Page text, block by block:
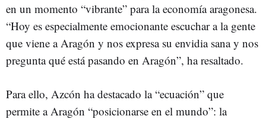
en un momento “vibrante” para la economía aragonesa.
“Hoy es especialmente emocionante escuchar a la gente
que viene a Aragón y nos expresa su envidia sana y nos
pregunta qué está pasando en Aragón”, ha resaltado.
Para ello, Azcón ha destacado la “ecuación” que
permite a Aragón “posicionarse en el mundo”: la